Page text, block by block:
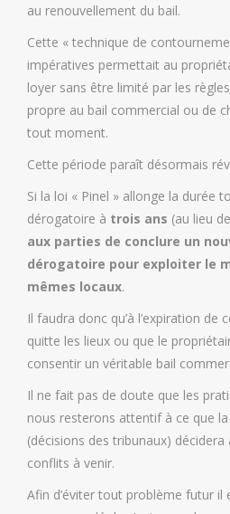
au renouvellement du bail.
Cette « technique de
impératives permettait au
loyer sans être limité par les
propre au bail commercial ou de
tout moment.
Cette période paraît désormais
Si la loi « Pinel » allonge la durée
dérogatoire à trois ans (au lieu
aux parties de conclure un
dérogatoire pour exploiter le
mêmes locaux.
Il faudra donc qu’à l’expiration de
quitte les lieux ou que le
consentir un véritable bail
Il ne fait pas de doute que les
nous resterons attentif à ce que
(décisions des tribunaux) décidera
conflits à venir.
Afin d’éviter tout problème futur il